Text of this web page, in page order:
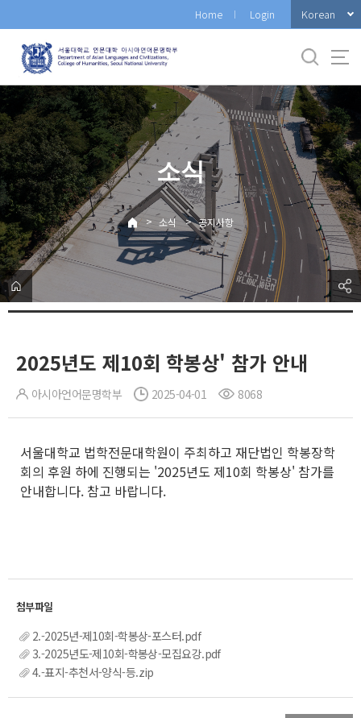
로
메
뉴
Home Login Korean
소식
> 소식 > 공지사항
2025년도 제10회 학봉상' 참가 안내
아시아언어문명학부 2025-04-01 8068
서울대학교 법학전문대학원이 주최하고 재단법인 학봉장학
회의 후원 하에 진행되는 '2025년도 제10회 학봉상' 참가를
안내합니다. 참고 바랍니다.
2.-2025년-제10회-학봉상-포스터.pdf
3.-2025년도-제10회-학봉상-모집요강.pdf
4.-표지-추천서-양식-등.zip